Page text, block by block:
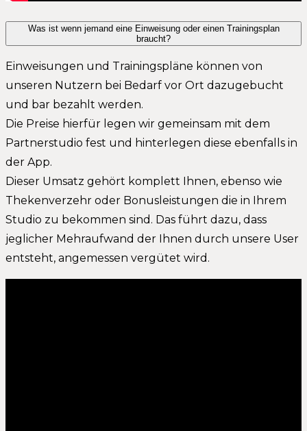
Was ist wenn jemand eine Einweisung oder einen Trainingsplan
braucht?
Einweisungen und Trainingspläne können von
unseren Nutzern bei Bedarf vor Ort dazugebucht
und bar bezahlt werden.
Die Preise hierfür legen wir gemeinsam mit dem
Partnerstudio fest und hinterlegen diese ebenfalls in
der App.
Dieser Umsatz gehört komplett Ihnen, ebenso wie
Thekenverzehr oder Bonusleistungen die in Ihrem
Studio zu bekommen sind. Das führt dazu, dass
jeglicher Mehraufwand der Ihnen durch unsere User
entsteht, angemessen vergütet wird.